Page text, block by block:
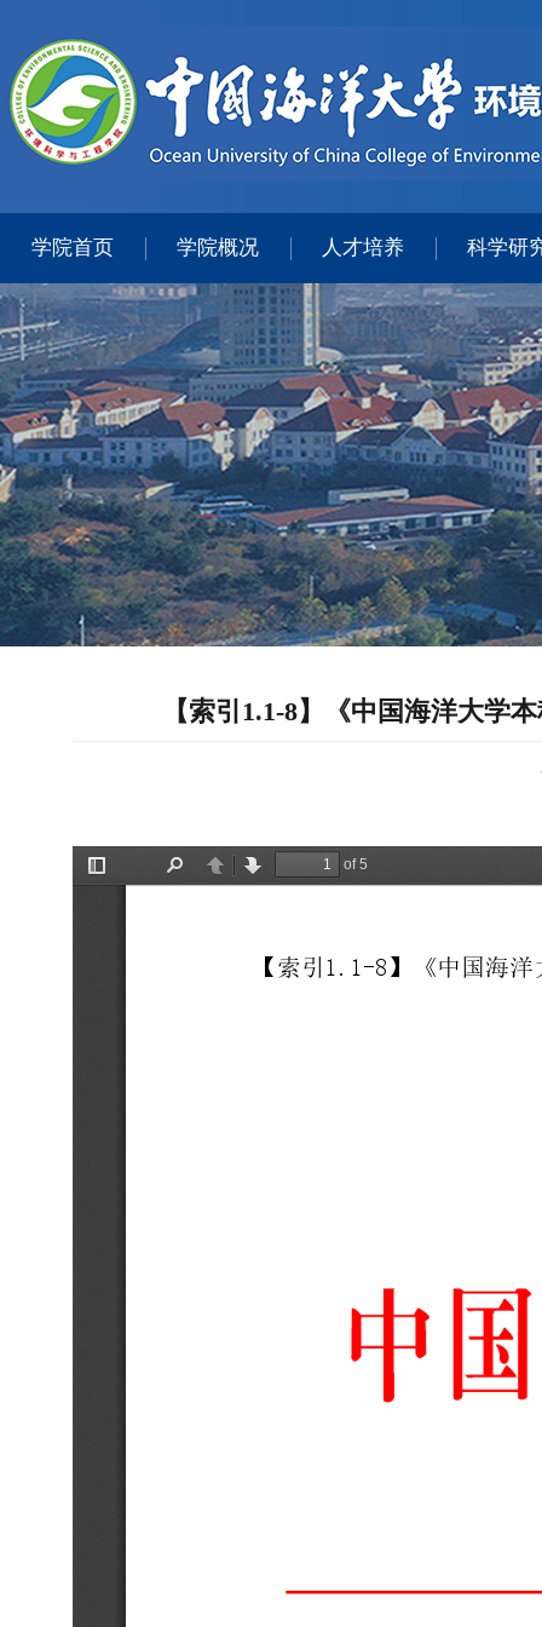
学院首页 学院概况 人才培养 科学研
【索引1.1-8】《中国海洋大学